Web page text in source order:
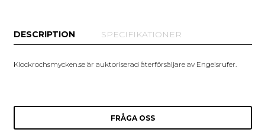
DESCRIPTION SPECIFIKATIONER
Klockrochsmycken.se är auktoriserad återförsäljare av Engelsrufer.
FRÅGA OSS